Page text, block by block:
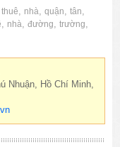
,thuê nhà ,quận ,tân
nhà ,đường ,trường
Nhuận, Hồ Chí Minh,